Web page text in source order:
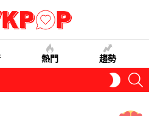
熱門 趨勢
SKIN